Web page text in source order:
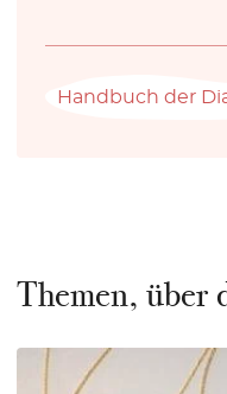
Handbuch der
Themen, über